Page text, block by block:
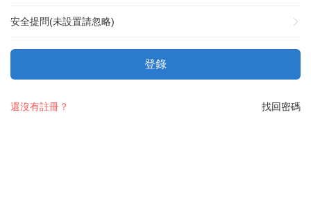
安全提問(未設置請忽略)
登錄
找回密碼
還沒有註冊？